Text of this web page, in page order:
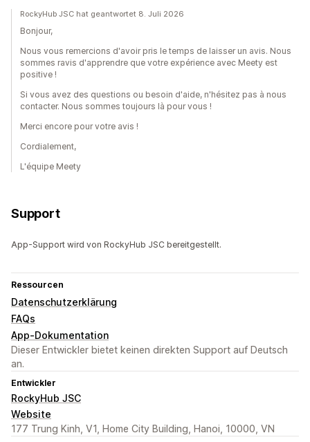
RockyHub JSC hat geantwortet 8. Juli 2026
Bonjour,
Nous vous remercions d'avoir pris le temps de laisser un avis. Nous
sommes ravis d'apprendre que votre expérience avec Meety est
positive !
Si vous avez des questions ou besoin d'aide, n'hésitez pas à nous
contacter. Nous sommes toujours là pour vous !
Merci encore pour votre avis !
Cordialement,
L'équipe Meety
Support
App-Support wird von RockyHub JSC bereitgestellt.
Ressourcen
Datenschutzerklärung
FAQs
App-Dokumentation
Dieser Entwickler bietet keinen direkten Support auf Deutsch
an.
Entwickler
RockyHub JSC
Website
177 Trung Kinh, V1, Home City Building, Hanoi, 10000, VN